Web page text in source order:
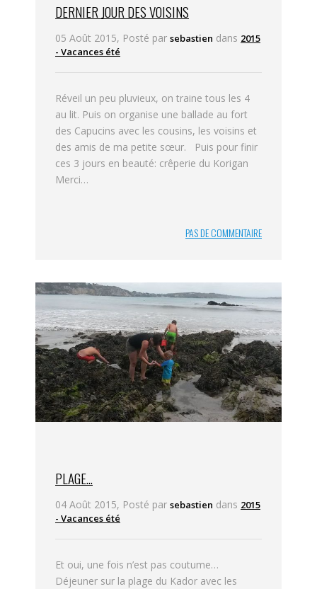
DERNIER JOUR DES VOISINS
05 Août 2015, Posté par sebastien dans 2015
- Vacances été
Réveil un peu pluvieux, on traine tous les 4
au lit. Puis on organise une ballade au fort
des Capucins avec les cousins, les voisins et
des amis de ma petite sœur. Puis pour finir
ces 3 jours en beauté: crêperie du Korigan
Merci…
PAS DE COMMENTAIRE
PLAGE…
04 Août 2015, Posté par sebastien dans 2015
- Vacances été
Et oui, une fois n’est pas coutume…
Déjeuner sur la plage du Kador avec les